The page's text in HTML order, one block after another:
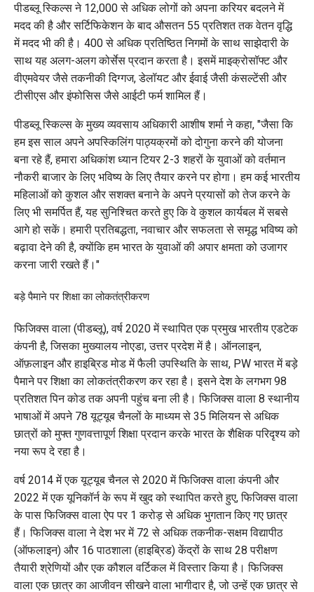
पीडब्लू स्किल्स ने 12,000 से अधिक लोगों को अपना करियर बदलने में
मदद की है और सर्टिफिकेशन के बाद औसतन 55 प्रतिशत तक वेतन वृद्धि
में मदद भी की है। 400 से अधिक प्रतिष्ठित निगमों के साथ साझेदारी के
साथ यह अलग-अलग कोर्सेस प्रदान करता है। इसमें माइक्रोसॉफ्ट और
वीएमवेयर जैसे तकनीकी दिग्गज, डेलॉयट और ईवाई जैसी कंसल्टेंसी और
टीसीएस और इंफोसिस जैसे आईटी फर्म शामिल हैं।
पीडब्लू स्किल्स के मुख्य व्यवसाय अधिकारी आशीष शर्मा ने कहा, "जैसा कि
हम इस साल अपने अपस्किलिंग पाठ्यक्रमों को दोगुना करने की योजना
बना रहे हैं, हमारा अधिकांश ध्यान टियर 2-3 शहरों के युवाओं को वर्तमान
नौकरी बाजार के लिए भविष्य के लिए तैयार करने पर होगा। हम कई भारतीय
महिलाओं को कुशल और सशक्त बनाने के अपने प्रयासों को तेज करने के
लिए भी समर्पित हैं, यह सुनिश्चित करते हुए कि वे कुशल कार्यबल में सबसे
आगे हो सकें। हमारी प्रतिबद्धता, नवाचार और सफलता से समृद्ध भविष्य को
बढ़ावा देने की है, क्योंकि हम भारत के युवाओं की अपार क्षमता को उजागर
करना जारी रखते हैं।"
बड़े पैमाने पर शिक्षा का लोकतंत्रीकरण
फिजिक्स वाला (पीडब्लू), वर्ष 2020 में स्थापित एक प्रमुख भारतीय एडटेक
कंपनी है, जिसका मुख्यालय नोएडा, उत्तर प्रदेश में है। ऑनलाइन,
ऑफ़लाइन और हाइब्रिड मोड में फैली उपस्थिति के साथ, PW भारत में बड़े
पैमाने पर शिक्षा का लोकतंत्रीकरण कर रहा है। इसने देश के लगभग 98
प्रतिशत पिन कोड तक अपनी पहुंच बना ली है। फिजिक्स वाला 8 स्थानीय
भाषाओं में अपने 78 यूट्यूब चैनलों के माध्यम से 35 मिलियन से अधिक
छात्रों को मुफ्त गुणवत्तापूर्ण शिक्षा प्रदान करके भारत के शैक्षिक परिदृश्य को
नया रूप दे रहा है।
वर्ष 2014 में एक यूट्यूब चैनल से 2020 में फिजिक्स वाला कंपनी और
2022 में एक यूनिकॉर्न के रूप में खुद को स्थापित करते हुए, फिजिक्स वाला
के पास फिजिक्स वाला ऐप पर 1 करोड़ से अधिक भुगतान किए गए छात्र
हैं। फिजिक्स वाला ने देश भर में 72 से अधिक तकनीक-सक्षम विद्यापीठ
(ऑफलाइन) और 16 पाठशाला (हाइब्रिड) केंद्रों के साथ 28 परीक्षण
तैयारी श्रेणियों और एक कौशल वर्टिकल में विस्तार किया है। फिजिक्स
वाला एक छात्र का आजीवन सीखने वाला भागीदार है, जो उन्हें एक छात्र से